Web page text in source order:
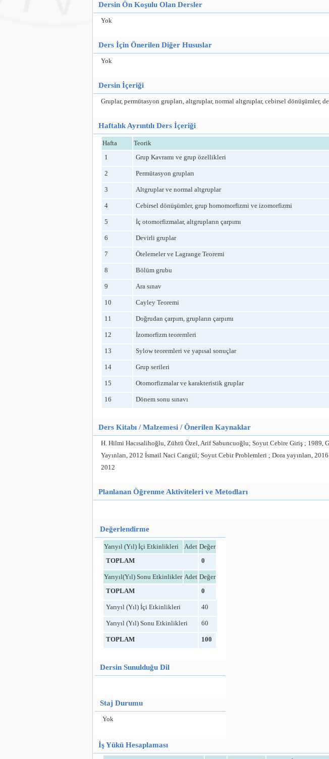
Dersin Ön Koşulu Olan Dersler
Yok
Ders İçin Önerilen Diğer Hususlar
Yok
Dersin İçeriği
Gruplar, permütasyon grupları, altgruplar, normal altgruplar, cebirsel dönüşümler,
Haftalık Ayrıntılı Ders İçeriği
Hafta Teorik
1
Grup Kavramı ve grup özellikleri
2 Permütasyon grupları
3 Altgruplar ve normal altgruplar
4 Cebirsel dönüşümler, grup homomorfizmi ve izomorfizmi
5 İç otomorfizmalar, altgrupların çarpımı
6 Devirli gruplar
7 Ötelemeler ve Lagrange Teoremi
8 Bölüm grubu
9 Ara sınav
10 Cayley Teoremi
11 Doğrudan çarpım, grupların çarpımı
12 İzomorfizm teoremleri
13 Sylow teoremleri ve yapısal sonuçlar
14 Grup serileri
15 Otomorfizmalar ve karakteristik gruplar
16 Dönem sonu sınavı
Ders Kitabı / Malzemesi / Önerilen Kaynaklar
H. Hilmi Hacısalihoğlu, Zühtü Özel, Arif Sabuncuoğlu; Soyut Cebire Giriş ; 1989,
Yayınları, 2012 İsmail Naci Cangül; Soyut Cebir Problemleri ; Dora yayınları,
2012
Planlanan Öğrenme Aktiviteleri ve Metodları
Değerlendirme
Yarıyıl (Yıl) İçi Etkinlikleri Adet Değer
TOPLAM
0
Yarıyıl(Yıl) Sonu Etkinlikler Adet Değer
TOPLAM
0
Yarıyıl (Yıl) İçi Etkinlikleri 40
Yarıyıl (Yıl) Sonu Etkinlikleri 60
TOPLAM 100
Dersin Sunulduğu Dil
Staj Durumu
Yok
İş Yükü Hesaplaması